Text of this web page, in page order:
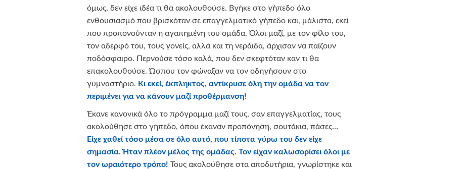
όμως, δεν είχε ιδέα τι θα ακολουθούσε. Βγήκε στο γήπεδο όλο
ενθουσιασμό που βρισκόταν σε επαγγελματικό γήπεδο και, μάλιστα, εκεί
που προπονούνταν η αγαπημένη του ομάδα. Όλοι μαζί, με τον φίλο του,
τον αδερφό του, τους γονείς, αλλά και τη νεράιδα, άρχισαν να παίζουν
ποδόσφαιρο. Περνούσε τόσο καλά, που δεν σκεφτόταν καν τι θα
επακολουθούσε. Ώσπου τον φώναξαν να τον οδηγήσουν στο
γυμναστήριο. Κι εκεί, έκπληκτος, αντίκρυσε όλη την ομάδα να τον
περιμένει για να κάνουν μαζί προθέρμανση!
Έκανε κανονικά όλο το πρόγραμμα μαζί τους, σαν επαγγελματίας, τους
ακολούθησε στο γήπεδο, όπου έκαναν προπόνηση, σουτάκια, πάσες…
Είχε χαθεί τόσο μέσα σε όλο αυτό, που τίποτα γύρω του δεν είχε
σημασία. Ήταν πλέον μέλος της ομάδας. Τον είχαν καλωσορίσει όλοι με
τον ωραιότερο τρόπο! Τους ακολούθησε στα αποδυτήρια, γνωρίστηκε και